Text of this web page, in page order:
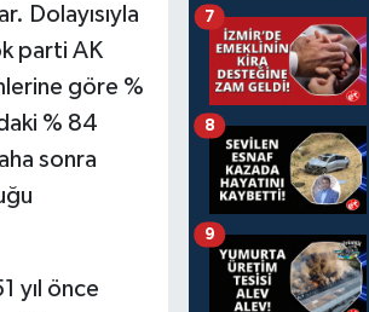
Dolayısıyla
parti AK
göre %
% 84
sonra
yıl önce
7
8
9